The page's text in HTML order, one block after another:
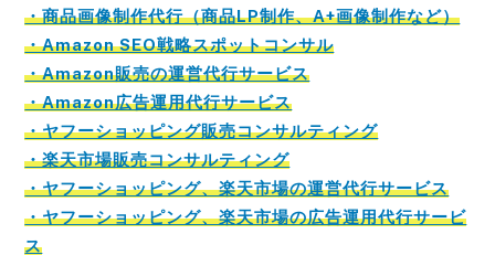
・商品画像制作代行（商品LP制作、A+画像制作など）
・Amazon SEO戦略スポットコンサル
・Amazon販売の運営代行サービス
・Amazon広告運用代行サービス
・ヤフーショッピング販売コンサルティング
・楽天市場販売コンサルティング
・ヤフーショッピング、楽天市場の運営代行サービス
・ヤフーショッピング、楽天市場の広告運用代行サービ
ス